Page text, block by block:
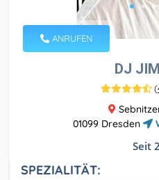
ANRUFEN
DJ
(
01099 Dresden
Seit
SPEZIALITÄT: